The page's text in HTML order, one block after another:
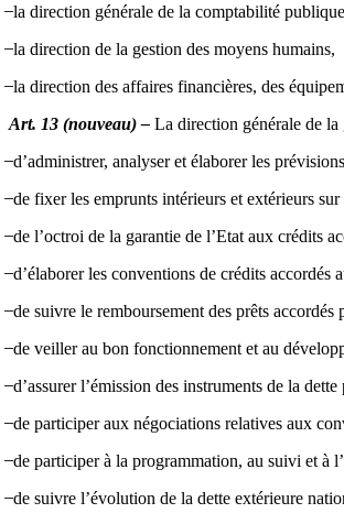
la direction générale de la comptabilité
̶ la direction de la gestion des moyens humains,
la direction des affaires financières, des
Art. 13 (nouveau) – La direction générale de la
d’administrer, analyser et élaborer les
de fixer les emprunts intérieurs et extérieurs sur
de l’octroi de la garantie de l’Etat aux crédits
d’élaborer les conventions de crédits accordés
de suivre le remboursement des prêts accordés
de veiller au bon fonctionnement et au
d’assurer l’émission des instruments de la
de participer aux négociations relatives aux
de participer à la programmation, au suivi et à
de suivre l’évolution de la dette extérieure